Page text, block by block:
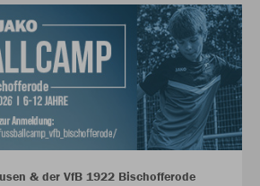
& der VfB 1922 Bischofferode